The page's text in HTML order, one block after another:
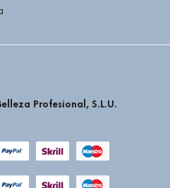
Profesional, S.L.U.